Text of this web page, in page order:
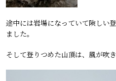
途中には岩場になっていて険しい
ました。
そして登りつめた山頂は、風が吹